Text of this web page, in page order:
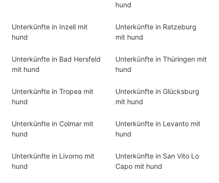
hund
Unterkünfte in Inzell mit
hund
Unterkünfte in Ratzeburg
mit hund
Unterkünfte in Bad Hersfeld
mit hund
Unterkünfte in Thüringen mit
hund
Unterkünfte in Tropea mit
hund
Unterkünfte in Glücksburg
mit hund
Unterkünfte in Colmar mit
hund
Unterkünfte in Levanto mit
hund
Unterkünfte in Livorno mit
hund
Unterkünfte in San Vito Lo
Capo mit hund